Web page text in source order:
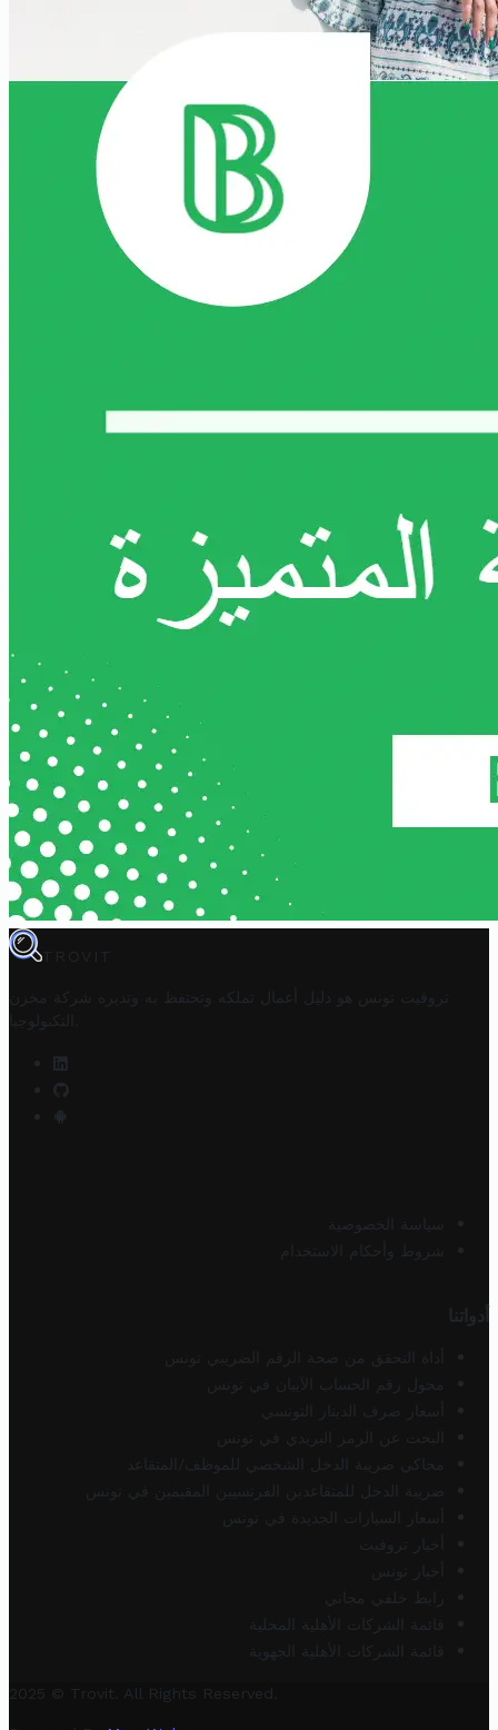
TROVIT
تروفيت تونس هو دليل أعمال تملكه وتحتفظ به وتديره
شركة مخزن
التكنولوجيا
سياسة الخصوصية
شروط وأحكام الاستخدام
أدواتنا
أداة التحقق من صحة الرقم الضريبي تونس
محول رقم الحساب الآيبان في تونس
أسعار صرف الدينار التونسي
البحث عن الرمز البريدي في تونس
محاكي ضريبة الدخل الشخصي للموظف/المتقاعد
ضريبة الدخل للمتقاعدين الفرنسيين المقيمين في تونس
أسعار السيارات الجديدة في تونس
أخبار تروفيت
أخبار تونس
رابط خلفي مجاني
قائمة الشركات الأهلية المحلية
قائمة الشركات الأهلية الجهوية
2025 © Trovit. All Rights Reserved.